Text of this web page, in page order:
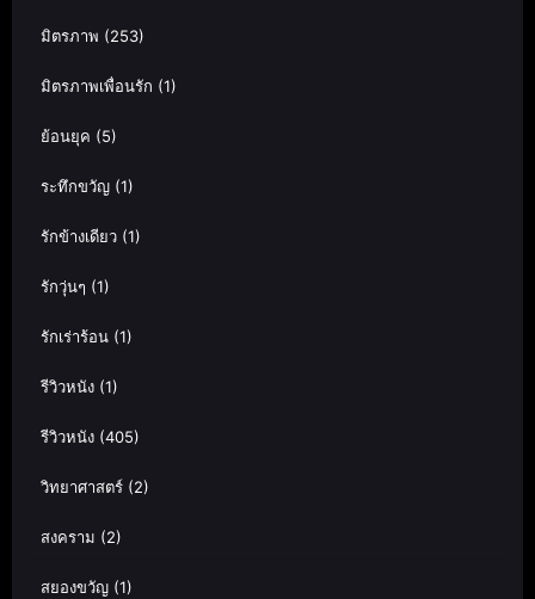
มิตรภาพ (253)
มิตรภาพเพื่อนรัก (1)
ย้อนยุค (5)
ระทึกขวัญ (1)
รักข้างเดียว (1)
รักวุ่นๆ (1)
รักเร่าร้อน (1)
รีวิวหนัง (1)
รีวิวหนัง (405)
วิทยาศาสตร์ (2)
สงคราม (2)
สยองขวัญ (1)